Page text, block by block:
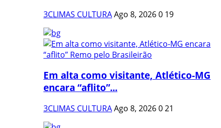
3CLIMAS CULTURAAgo 8, 20260 19
Em alta como visitante, Atlético-MG
encara “aflito”...
3CLIMAS CULTURAAgo 8, 2026021